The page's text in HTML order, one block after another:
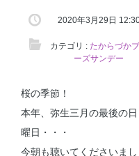
2020年3月29日
カテゴリ : たからづか
ーズサンデー
桜の季節！
本年、弥生三月の最後の日
曜日・・・
今朝も聴いてくださいまし